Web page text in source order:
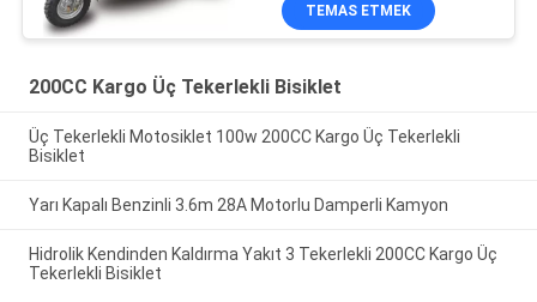
TEMAS ETMEK
200CC Kargo Üç Tekerlekli Bisiklet
Üç Tekerlekli Motosiklet 100w 200CC Kargo Üç Tekerlekli
Bisiklet
Yarı Kapalı Benzinli 3.6m 28A Motorlu Damperli Kamyon
Hidrolik Kendinden Kaldırma Yakıt 3 Tekerlekli 200CC Kargo Üç
Tekerlekli Bisiklet